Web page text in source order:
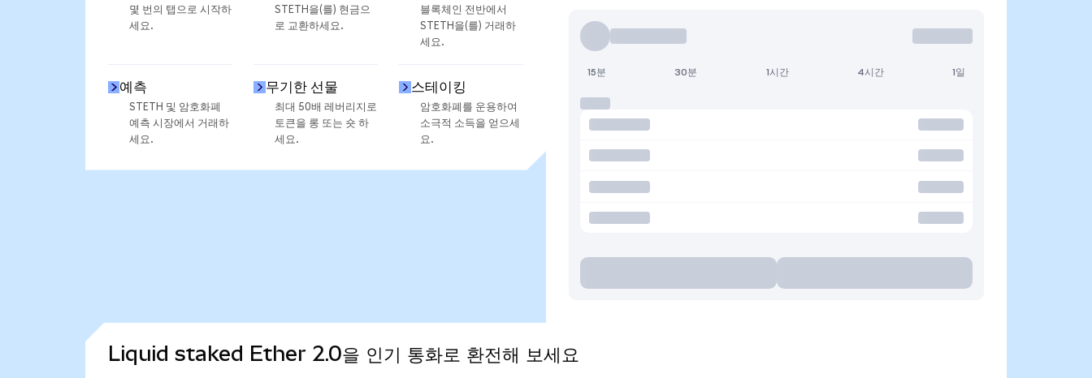
몇 번의 탭으로 시작하
세요.
STETH을(를) 현금으
로 교환하세요.
블록체인 전반에서
STETH을(를) 거래하
세요.
예측
STETH 및 암호화폐
예측 시장에서 거래하
세요.
무기한 선물
최대 50배 레버리지로
토큰을 롱 또는 숏 하
세요.
스테이킹
암호화폐를 운용하여
소극적 소득을 얻으세
요.
15분 30분 1시간 4시간 1일
Liquid staked Ether 2.0을 인기 통화로 환전해 보세요